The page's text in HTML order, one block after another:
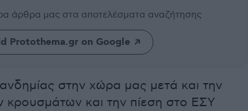
άρθρα μας στα αποτελέσματα αναζήτησης
Protothema.gr on Google
στην χώρα μας μετά και την
κρουσμάτων και την πίεση στο ΕΣΥ